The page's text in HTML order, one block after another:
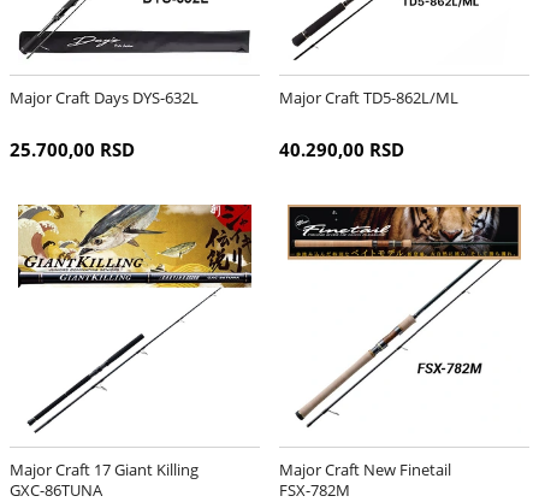
Major Craft Days DYS-632L
25.700,00 RSD
Major Craft TD5-862L/ML
40.290,00 RSD
Major Craft 17 Giant Killing
GXC-86TUNA
Major Craft New Finetail
FSX-782M